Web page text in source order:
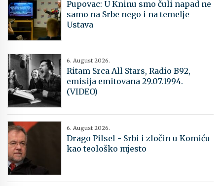
Pupovac: U Kninu smo čuli napad ne
samo na Srbe nego i na temelje
Ustava
6. August 2026.
Ritam Srca All Stars, Radio B92,
emisija emitovana 29.07.1994.
(VIDEO)
6. August 2026.
Drago Pilsel - Srbi i zločin u Komiću
kao teološko mjesto